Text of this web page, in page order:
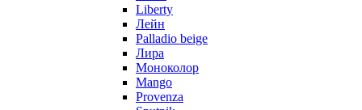
Liberty
Лейн
Palladio beige
Лира
Моноколор
Mango
Provenza